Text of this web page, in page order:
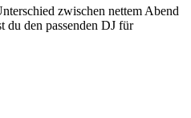
zwischen nettem Abend
du den passenden DJ für